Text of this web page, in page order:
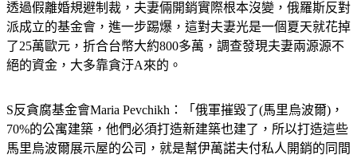
透過假離婚規避制裁，夫妻倆開銷實際根本沒變，俄羅斯反對
派成立的基金會，進一步踢爆，這對夫妻光是一個夏天就花掉
了25萬歐元，折合台幣大約800多萬，調查發現夫妻兩源源不
絕的資金，大多靠貪汙A來的。
S反貪腐基金會Maria Pevchikh：「俄軍摧毀了(馬里烏波爾)，
70%的公寓建築，他們必須打造新建築也建了，所以打造這些
馬里烏波爾展示屋的公司，就是幫伊萬諾夫付私人開銷的同間